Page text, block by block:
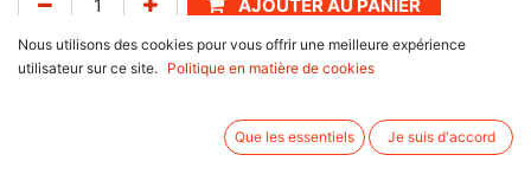
AJOUTER AU PANIER
Délai de livraison : 1 semaine
Nous utilisons des cookies pour vous offrir une meilleure expérience
utilisateur sur ce site.
Politique en matière de cookies
Que les essentiels Je suis d'accord